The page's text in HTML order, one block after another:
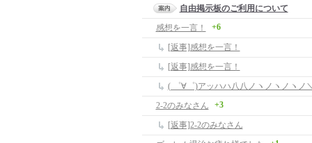
自由掲示板のご利用について
感想を一言！
+6
[返事]感想を一言！
[返事]感想を一言！
( ゜∀゜)アッハハ八八ノヽノヽノヽノ
2-2のみなさん
+3
[返事]2-2のみなさん